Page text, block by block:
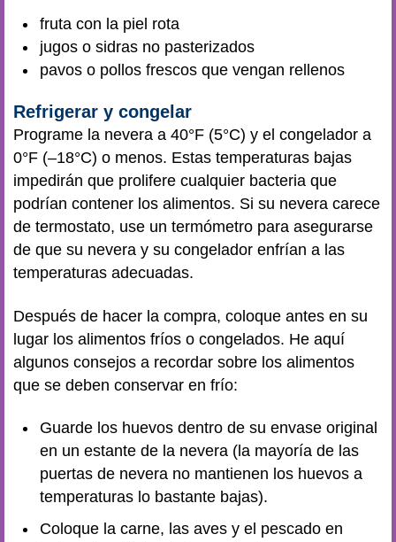
fruta con la piel rota
jugos o sidras no pasterizados
pavos o pollos frescos que vengan rellenos
Refrigerar y congelar
Programe la nevera a 40°F (5°C) y el congelador a
0°F (–18°C) o menos. Estas temperaturas bajas
impedirán que prolifere cualquier bacteria que
podrían contener los alimentos. Si su nevera carece
de termostato, use un termómetro para asegurarse
de que su nevera y su congelador enfrían a las
temperaturas adecuadas.
Después de hacer la compra, coloque antes en su
lugar los alimentos fríos o congelados. He aquí
algunos consejos a recordar sobre los alimentos
que se deben conservar en frío:
Guarde los huevos dentro de su envase original
en un estante de la nevera (la mayoría de las
puertas de nevera no mantienen los huevos a
temperaturas lo bastante bajas).
Coloque la carne, las aves y el pescado en